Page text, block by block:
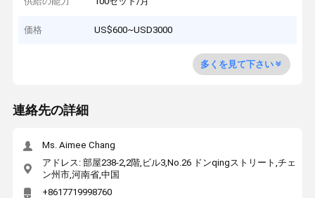
価格 US$600~USD3000
多くを見て下さい
連絡先の詳細
Ms. Aimee Chang
アドレス: 部屋238-2,2階,ビル3,No.26 ドンqingストリート,チェ
ン州市,河南省,中国
+8617719998760